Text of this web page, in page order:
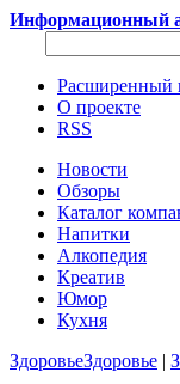
Информационный
Расширенный
О проекте
RSS
Новости
Обзоры
Каталог
Напитки
Алкопедия
Креатив
Юмор
Кухня
ЗдоровьеЗдоровье |